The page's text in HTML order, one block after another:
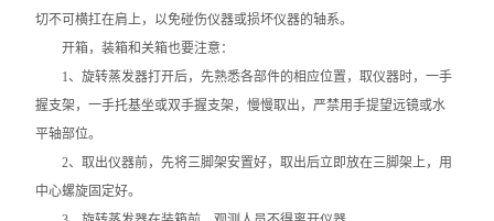
水热合成反应釜/消解罐
电加热板
超声波清洗器
紫外分析仪
切不可横扛在肩上，以免碰伤仪器或损坏仪器的轴系。
开箱，装箱和关箱也要注意：
1、旋转蒸发器打开后，先熟悉各部件的相应位置，取仪器时，一手
握支架，一手托基坐或双手握支架，慢慢取出，严禁用手提望远镜或水
平轴部位。
2、取出仪器前，先将三脚架安置好，取出后立即放在三脚架上，用
中心螺旋固定好。